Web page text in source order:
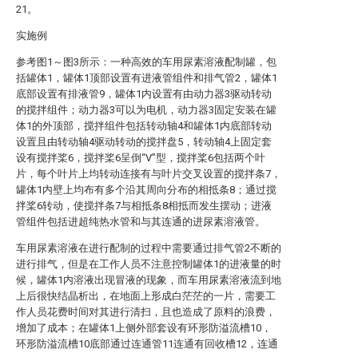
21。
实施例
参考图1～图3所示：一种高效的车用尿素溶液配制罐，包
括罐体1，罐体1顶部设置有进液管组件和排气管2，罐体1
底部设置有排液管9，罐体1内设置有由动力器3驱动转动
的搅拌组件；动力器3可以为电机，动力器3固定安装在罐
体1的外顶部，搅拌组件包括转动轴4和罐体1内底部转动
设置且由转动轴4驱动转动的搅拌盘5，转动轴4上固定套
设有搅拌桨6，搅拌桨6呈倒“V”型，搅拌桨6包括两个叶
片，每个叶片上均转动连接有与叶片交叉设置的搅拌条7，
罐体1内壁上均布有多个沿其周向分布的相抵条8；通过搅
拌桨6转动，使搅拌条7与相抵条8相抵而发生摆动；进液
管组件包括进超纯热水管和与其连通的进尿素溶液管。
车用尿素溶液在进行配制的过程中需要通过排气管2不断的
进行排气，但是在工作人员不注意控制罐体1的进液量的时
候，罐体1内溶液出现冒液的现象，而车用尿素溶液流到地
上后很快结晶析出，在地面上形成白茫茫的一片，需要工
作人员花费时间对其进行清扫，且也造成了原料的浪费，
增加了成本；在罐体1上侧外部套设有环形防溢流槽10，
环形防溢流槽10底部通过连通管11连通有回收槽12，连通